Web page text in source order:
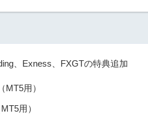
、Exness、FXGTの特典追加
MT5用）
用）